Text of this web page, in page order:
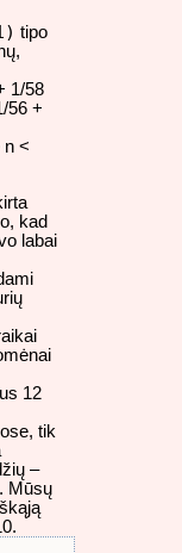
tipo
1/58
56 +
n <
kad
labai
12
tik
–
Mūsų